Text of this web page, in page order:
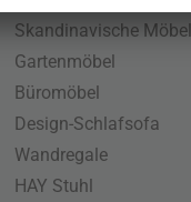
Skandinavische Möbel
Gartenmöbel
Büromöbel
Design-Schlafsofa
Wandregale
HAY Stuhl